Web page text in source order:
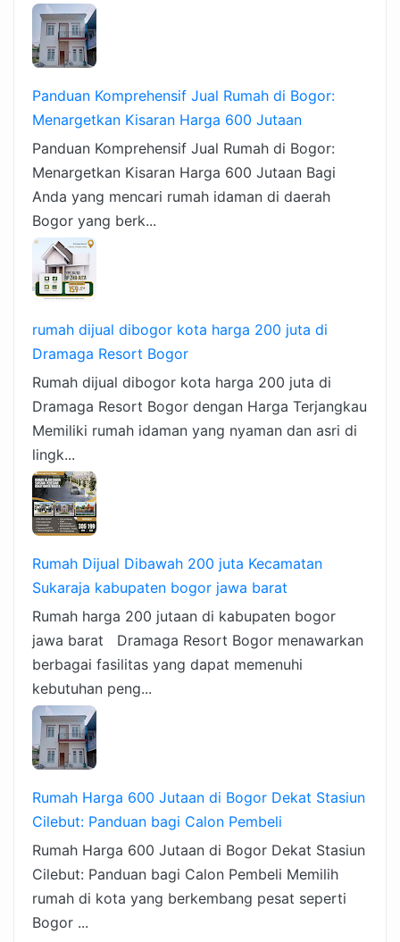
Panduan Komprehensif Jual Rumah di Bogor:
Menargetkan Kisaran Harga 600 Jutaan
Panduan Komprehensif Jual Rumah di Bogor:
Menargetkan Kisaran Harga 600 Jutaan Bagi
Anda yang mencari rumah idaman di daerah
Bogor yang berk...
rumah dijual dibogor kota harga 200 juta di
Dramaga Resort Bogor
Rumah dijual dibogor kota harga 200 juta di
Dramaga Resort Bogor dengan Harga Terjangkau
Memiliki rumah idaman yang nyaman dan asri di
lingk...
Rumah Dijual Dibawah 200 juta Kecamatan
Sukaraja kabupaten bogor jawa barat
Rumah harga 200 jutaan di kabupaten bogor
jawa barat Dramaga Resort Bogor menawarkan
berbagai fasilitas yang dapat memenuhi
kebutuhan peng...
Rumah Harga 600 Jutaan di Bogor Dekat Stasiun
Cilebut: Panduan bagi Calon Pembeli
Rumah Harga 600 Jutaan di Bogor Dekat Stasiun
Cilebut: Panduan bagi Calon Pembeli Memilih
rumah di kota yang berkembang pesat seperti
Bogor ...